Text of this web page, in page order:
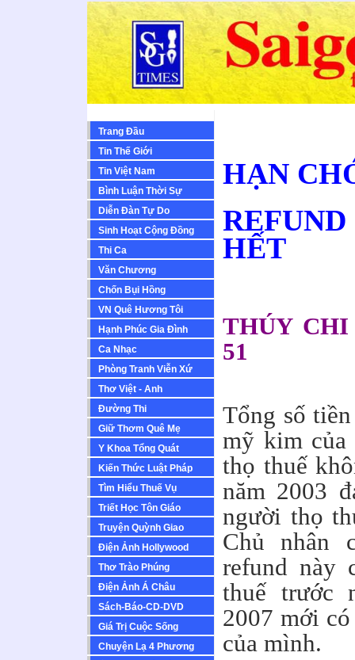
Trang Đầu
Tin Thế Giới
Tin Việt Nam
Bình Luận Thời Sự
Diễn Ðàn Tự Do
Sinh Hoạt Cộng Ðồng
Thi Ca
Văn Chương
Chốn Bụi Hồng
VN Quê Hương Tôi
Hạnh Phúc Gia Đình
Ca Nhạc
Phòng Tranh Viễn Xứ
Thơ Việt - Anh
Ðường Thi
Giữ Thơm Quê Mẹ
Y Khoa Tổng Quát
Kiến Thức Luật Pháp
Tìm Hiểu Thuế Vụ
Triết Học Tôn Giáo
Truyện Quỳnh Giao
Ðiện Ảnh Hollywood
Thơ Trào Phúng
Ðiện Ảnh Á Châu
Sách-Báo-CD-DVD
Giá Trị Cuộc Sống
Chuyện Lạ 4 Phương
HẠN
HẾT
THÚY CHI
51
Tổng số
mỹ kim của
thọ thuế
năm 2003
người thọ
Chủ nhân
refund này
thuế trước
2007 mới
của mình.